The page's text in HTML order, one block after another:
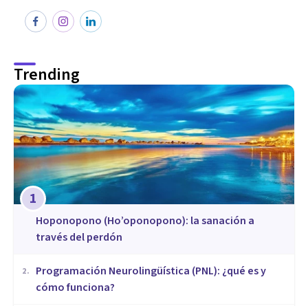
Trending
1
Hoponopono (Ho’oponopono): la sanación a
través del perdón
2.
Programación Neurolingüística (PNL): ¿qué es y
cómo funciona?